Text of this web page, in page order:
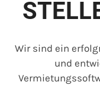
Wir sind ein
und